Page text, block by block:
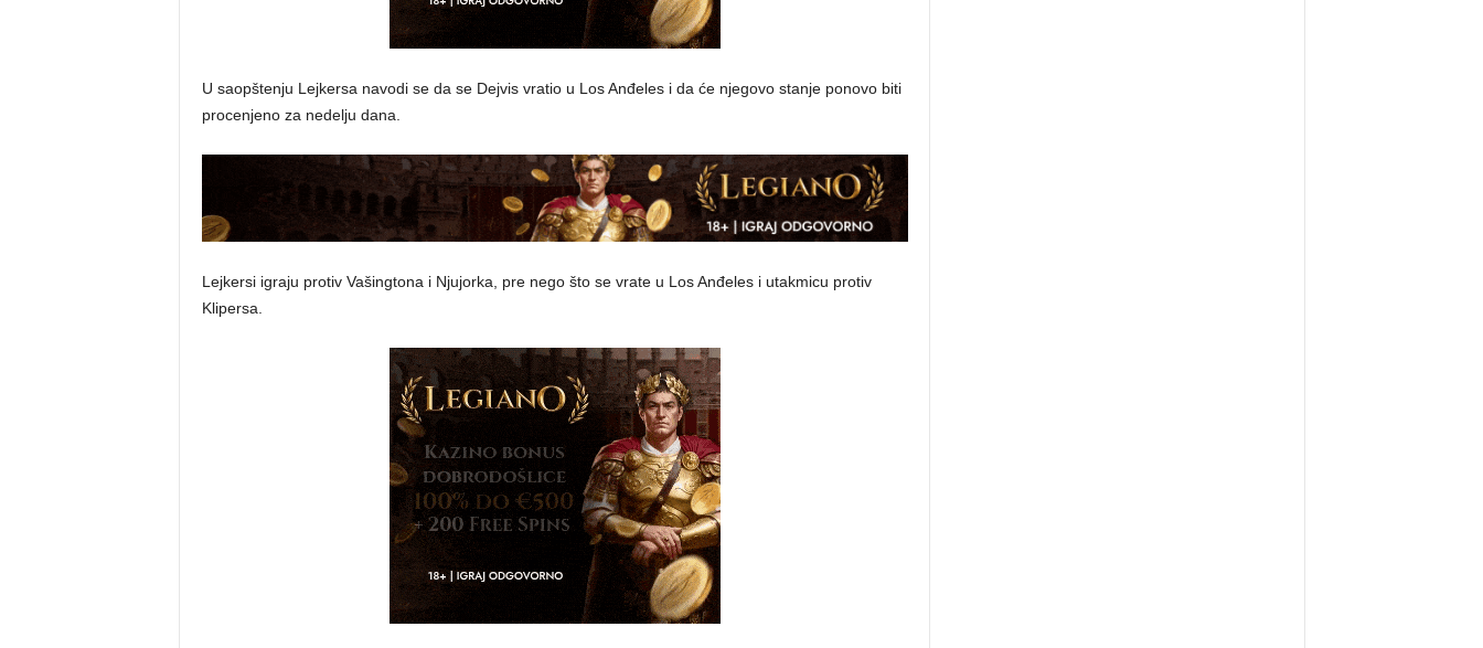
U saopštenju Lejkersa navodi se da se Dejvis vratio u Los Anđeles i da će njegovo stanje ponovo biti
procenjeno za nedelju dana.
Lejkersi igraju protiv Vašingtona i Njujorka, pre nego što se vrate u Los Anđeles i utakmicu protiv
Klipersa.